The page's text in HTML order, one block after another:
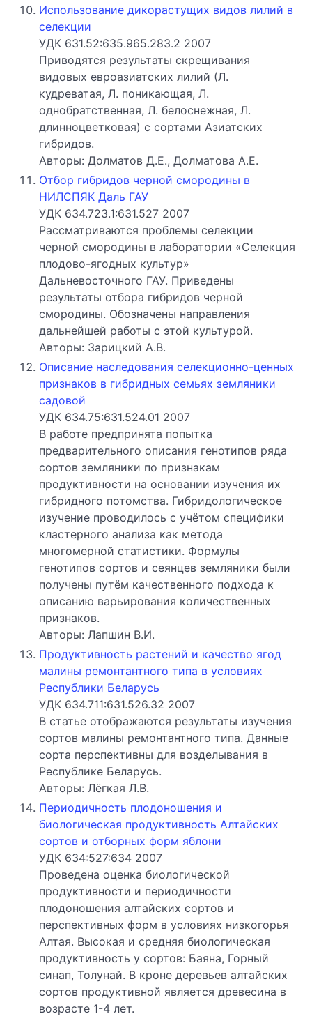
Использование дикорастущих видов лилий в
селекции
УДК 631.52:635.965.283.2 2007
Приводятся результаты скрещивания
видовых евроазиатских лилий (Л.
кудреватая, Л. поникающая, Л.
однобратственная, Л. белоснежная, Л.
длинноцветковая) с сортами Азиатских
гибридов.
Авторы: Долматов Д.Е., Долматова А.Е.
Отбор гибридов черной смородины в
НИЛСПЯК Даль ГАУ
УДК 634.723.1:631.527 2007
Рассматриваются проблемы селекции
черной смородины в лаборатории «Селекция
плодово-ягодных культур»
Дальневосточного ГАУ. Приведены
результаты отбора гибридов черной
смородины. Обозначены направления
дальнейшей работы с этой культурой.
Авторы: Зарицкий А.В.
Описание наследования селекционно-ценных
признаков в гибридных семьях земляники
садовой
УДК 634.75:631.524.01 2007
В работе предпринята попытка
предварительного описания генотипов ряда
сортов земляники по признакам
продуктивности на основании изучения их
гибридного потомства. Гибридологическое
изучение проводилось с учётом специфики
кластерного анализа как метода
многомерной статистики. Формулы
генотипов сортов и сеянцев земляники были
получены путём качественного подхода к
описанию варьирования количественных
признаков.
Авторы: Лапшин В.И.
Продуктивность растений и качество ягод
малины ремонтантного типа в условиях
Республики Беларусь
УДК 634.711:631.526.32 2007
В статье отображаются результаты изучения
сортов малины ремонтантного типа. Данные
сорта перспективны для возделывания в
Республике Беларусь.
Авторы: Лёгкая Л.В.
Периодичность плодоношения и
биологическая продуктивность Алтайских
сортов и отборных форм яблони
УДК 634:527:634 2007
Проведена оценка биологической
продуктивности и периодичности
плодоношения алтайских сортов и
перспективных форм в условиях низкогорья
Алтая. Высокая и средняя биологическая
продуктивность у сортов: Баяна, Горный
синап, Толунай. В кроне деревьев алтайских
сортов продуктивной является древесина в
возрасте 1-4 лет.